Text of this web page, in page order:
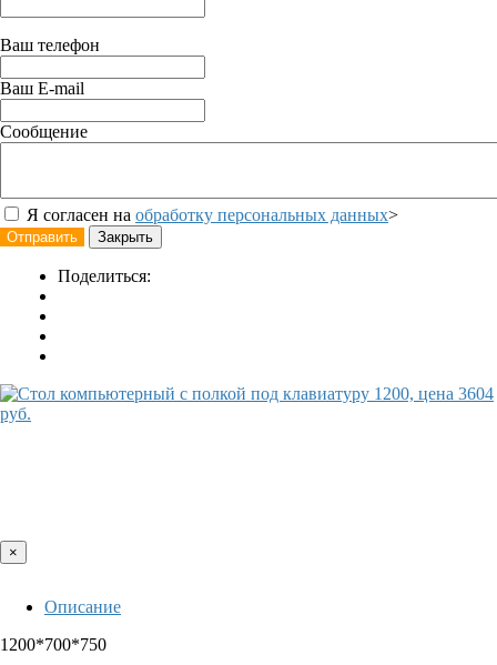
Ваш телефон
Ваш E-mail
Сообщение
Я согласен на обработку персональных данных>
Отправить Закрыть
Поделиться:
×
Описание
1200*700*750